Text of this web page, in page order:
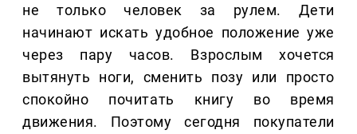
не только человек за рулем. Дети
начинают искать удобное положение уже
через пару часов. Взрослым хочется
вытянуть ноги, сменить позу или просто
спокойно почитать книгу во время
движения. Поэтому сегодня покупатели